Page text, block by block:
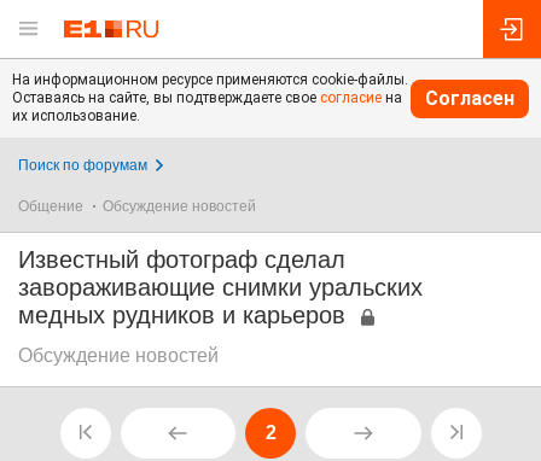
На информационном ресурсе применяются cookie-файлы.
Оставаясь на сайте, вы подтверждаете свое согласие на
их использование.
Согласен
Поиск по форумам
Общение Обсуждение новостей
Известный фотограф сделал
завораживающие снимки уральских
медных рудников и карьеров
Обсуждение новостей
2